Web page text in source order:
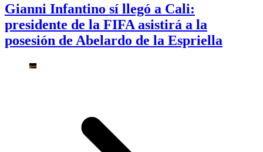
Gianni Infantino sí llegó a Cali:
presidente de la FIFA asistirá a la
posesión de Abelardo de la Espriella